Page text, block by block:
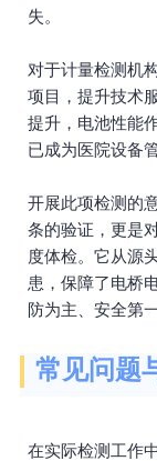
失。
对于计量检测机
项目，提升技术
提升，电池性能
已成为医院设备
开展此项检测的
条的验证，更是
度体检。它从源
患，保障了电桥
防为主、安全第
常见问题
在实际检测工作